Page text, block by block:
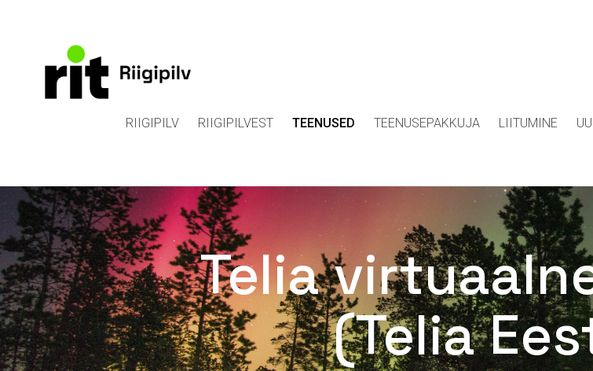
RIIGIPILV RIIGIPILVEST TEENUSED TEENUSEPAKKUJA LIITUMINE
Telia
(Telia